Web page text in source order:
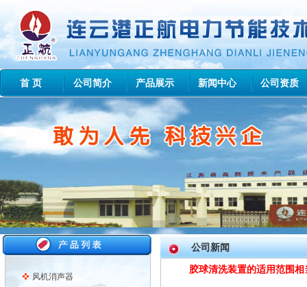
首 页 公司简介 产品展示 新闻中心 公司资质
风机消声器
公司新闻
胶球清洗装置的适用范围